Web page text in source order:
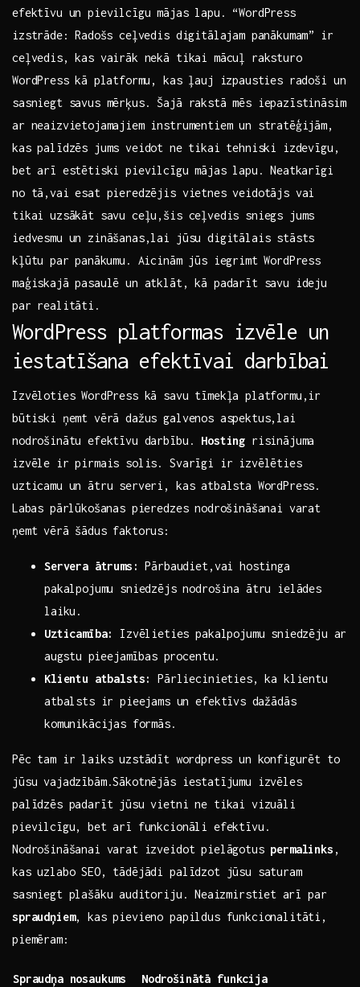
‌efektīvu un pievilcīgu mājas lapu. “WordPress
izstrāde:⁤ Radošs ceļvedis digitālajam panākumam” ir
ceļvedis, kas vairāk nekā‍ tikai mācuļ raksturo
WordPress⁣ kā platformu,‍ kas‍ ļauj izpausties​ radoši un
sasniegt savus mērķus. Šajā rakstā mēs iepazīstināsim
ar neaizvietojamajiem instrumentiem un ​stratēģijām,
kas palīdzēs jums veidot ne⁤ tikai tehniski izdevīgu,
bet arī‍ estētiski ‍pievilcīgu mājas lapu.⁢ Neatkarīgi
no tā,vai esat pieredzējis vietnes veidotājs vai
tikai uzsākāt savu ceļu,šis ceļvedis sniegs jums
iedvesmu un zināšanas,lai jūsu digitālais stāsts
kļūtu par ⁤panākumu. Aicinām jūs iegrimt WordPress
maģiskajā pasaulē un atklāt, kā padarīt savu ‌ideju
par realitāti.
WordPress platformas izvēle un
iestatīšana efektīvai darbībai
Izvēloties WordPress kā savu tīmekļa platformu,ir
būtiski ņemt vērā ‍dažus galvenos aspektus,lai
nodrošinātu efektīvu darbību. Hosting risinājuma
izvēle ir pirmais solis. Svarīgi ir izvēlēties
‌uzticamu un ​ātru serveri, kas atbalsta WordPress.
⁣Labas pārlūkošanas ‍pieredzes nodrošināšanai varat
ņemt vērā šādus faktorus:
Servera ātrums: Pārbaudiet,vai hostinga
pakalpojumu sniedzējs nodrošina ātru ielādes
laiku.
Uzticamība:
Izvēlieties pakalpojumu sniedzēju ar
⁣augstu⁢ pieejamības procentu.
Klientu atbalsts:
Pārliecinieties, ka klientu
atbalsts ir pieejams‍ un efektīvs⁢ dažādās
komunikācijas formās.
Pēc​ tam ir laiks uzstādīt⁤ wordpress un konfigurēt to
jūsu vajadzībām.Sākotnējās iestatījumu izvēles
palīdzēs padarīt jūsu‌ vietni ne tikai‍ vizuāli
pievilcīgu, bet arī funkcionāli efektīvu.​
Nodrošināšanai varat izveidot pielāgotus permalinks ,
kas uzlabo SEO, tādējādi palīdzot jūsu saturam
sasniegt plašāku ⁣auditoriju.⁣ Neaizmirstiet ⁣arī ⁣par
spraudņiem, kas pievieno papildus funkcionalitāti,
piemēram:
Spraudņa nosaukums Nodrošinātā ​funkcija